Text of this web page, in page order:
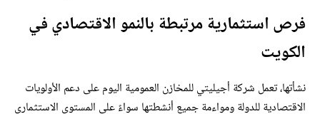
فرص استثمارية مرتبطة بالنمو الاقتصادي في
الكويت
نشأتها، تعمل شركة أجيليتي للمخازن العمومية اليوم على دعم الأولويات
الاقتصادية للدولة ومواءمة جميع أنشطتها سواءً على المستوى الاستثماري